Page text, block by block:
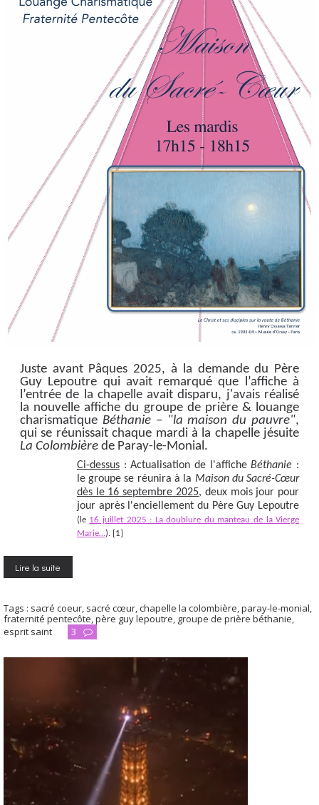
Juste avant Pâques 2025, à la demande du Père
Guy Lepoutre qui avait remarqué que l’affiche à
l’entrée de la chapelle avait disparu, j'avais réalisé
la nouvelle affiche du groupe de prière & louange
charismatique Béthanie – "la maison du pauvre",
qui se réunissait chaque mardi à la chapelle jésuite
La Colombièrede Paray-le-Monial.
Ci-dessus: Actualisation de l'afficheBéthanie :
le groupe se réunira à la Maison du Sacré-Cœur
dès le 16 septembre 2025, deux mois jour pour
jour après l'enciellement du Père Guy Lepoutre
(le 16 juillet 2025 : La doublure du manteau de la Vierge
Marie…). [1]
Lire la suite
Tags : sacré coeur, sacré cœur,chapelle la colombière,paray-le-monial,
fraternité pentecôte,père guy lepoutre, groupe de prière béthanie,
esprit saint
3